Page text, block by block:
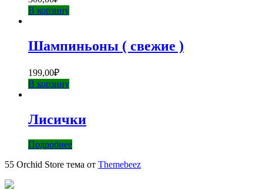
В корзину
Шампиньоны ( свежие )
199,00₽
В корзину
Лисички
Подробнее
55 Orchid Store тема от Themebeez